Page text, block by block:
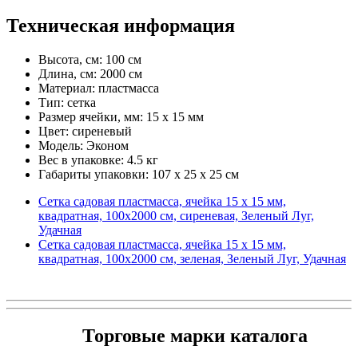
Техническая информация
Высота, см: 100 см
Длина, см: 2000 см
Материал: пластмасса
Тип: сетка
Размер ячейки, мм: 15 х 15 мм
Цвет: сиреневый
Модель: Эконом
Вес в упаковке: 4.5 кг
Габариты упаковки: 107 x 25 x 25 см
Сетка садовая пластмасса, ячейка 15 х 15 мм,
квадратная, 100х2000 см, сиреневая, Зеленый Луг,
Удачная
Сетка садовая пластмасса, ячейка 15 х 15 мм,
квадратная, 100х2000 см, зеленая, Зеленый Луг, Удачная
Торговые марки каталога